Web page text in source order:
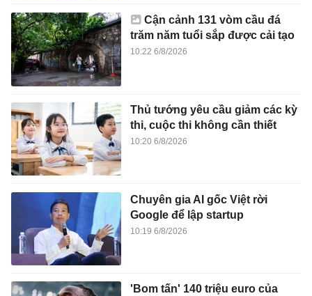
Cận cảnh 131 vòm cầu đá
trăm năm tuổi sắp được cải tạo
10:22 6/8/2026
Thủ tướng yêu cầu giảm các kỳ
thi, cuộc thi không cần thiết
10:20 6/8/2026
Chuyên gia AI gốc Việt rời
Google để lập startup
10:19 6/8/2026
'Bom tấn' 140 triệu euro của